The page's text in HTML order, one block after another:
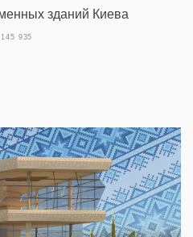
зданий Киева
145 935